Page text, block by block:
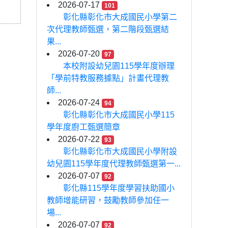
2026-07-17
101
彰化縣彰化市大成國民小學第二
次代理教師甄選，第二階段甄選結
果...
2026-07-20
97
本校附設幼兒園115學年度辦理
「學前特教服務據點」計畫代理教
師...
2026-07-24
94
彰化縣彰化市大成國民小學115
學年度廚工甄選簡章
2026-07-22
93
彰化縣彰化市大成國民小學附設
幼兒園115學年度代理教師甄選第一...
2026-07-07
92
彰化縣115學年度學習扶助國小
教師增能研習，鼓勵教師參加任一
場...
2026-07-07
92